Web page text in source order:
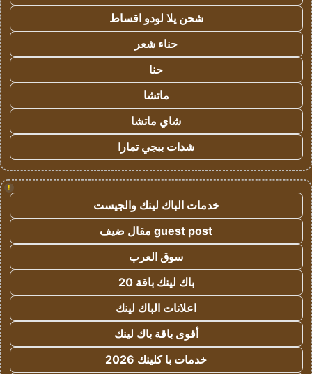
شحن يلا لودو اقساط
حناء شعر
حنا
ماتشا
شاي ماتشا
شدات ببجي تمارا
!
خدمات الباك لينك والجيست
guest post مقال ضيف
سوق العرب
باك لينك باقة 20
اعلانات الباك لينك
أقوى باقة باك لينك
خدمات با كلينك 2026